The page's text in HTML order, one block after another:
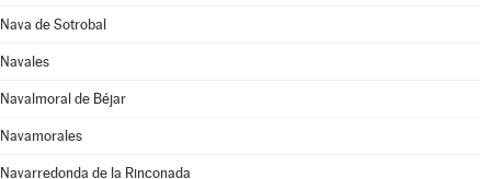
Nava de Sotrobal
Navales
Navalmoral de Béjar
Navamorales
Navarredonda de la Rinconada